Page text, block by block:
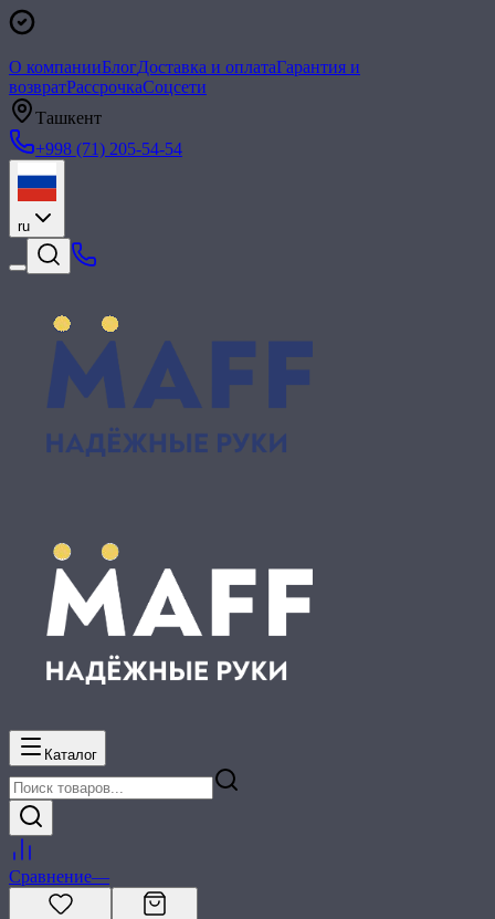
О компанииБлогДоставка и оплатаГарантия и
возвратРассрочкаСоцсети
Ташкент
+998 (71) 205-54-54
ru
Каталог
Сравнение—